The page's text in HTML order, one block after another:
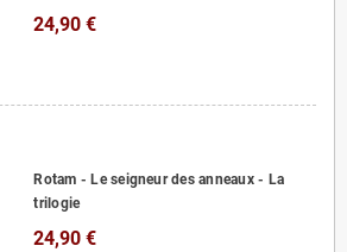
24,90 €
Rotam - Le seigneur des anneaux - La
trilogie
24,90 €